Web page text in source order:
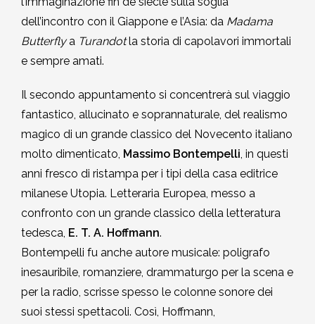
dell’incontro con il Giappone e l’Asia: da Madama
Butterflya Turandotla storia di capolavori immortali
e sempre amati.
Il secondo appuntamento si concentrerà sul viaggio
fantastico, allucinato e soprannaturale, del realismo
magico di un grande classico del Novecento italiano
molto dimenticato, Massimo Bontempelli , in questi
anni fresco di ristampa per i tipi della casa editrice
milanese Utopia. Letteraria Europea, messo a
confronto con un grande classico della letteratura
tedesca, E. T. A. Hoffmann.
Bontempelli fu anche autore musicale: poligrafo
inesauribile, romanziere, drammaturgo per la scena e
per la radio, scrisse spesso le colonne sonore dei
suoi stessi spettacoli. Così, Hoffmann,